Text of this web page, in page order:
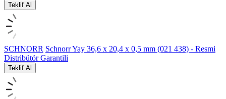
Teklif Al
SCHNORR Schnorr Yay 36,6 x 20,4 x 0,5 mm (021 438) - Resmi
Distribütör Garantili
Teklif Al